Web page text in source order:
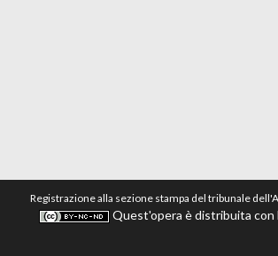
Registrazione alla sezione stampa del tribunale
Quest'opera è distribuita con